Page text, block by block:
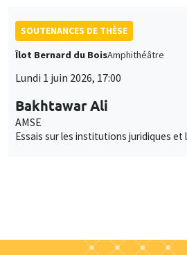
SOUTENANCES DE THÈSE
Îlot Bernard du BoisAmphithéâtre
Lundi 1 juin 2026, 17:00
Bakhtawar Ali
AMSE
Essais sur les institutions juridiques et